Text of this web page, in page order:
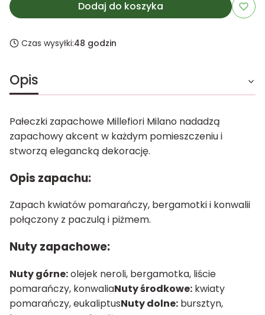
Dodaj do koszyka
Czas wysyłki:48 godzin
Opis
Pałeczki zapachowe Millefiori Milano nadadzą
zapachowy akcent w każdym pomieszczeniu i
stworzą elegancką dekorację.
Opis zapachu:
Zapach kwiatów pomarańczy, bergamotki i konwalii
połączony z paczulą i piżmem.
Nuty zapachowe:
Nuty górne:olejek neroli, bergamotka, liście
pomarańczy, konwaliaNuty środkowe: kwiaty
pomarańczy, eukaliptusNuty dolne: bursztyn,